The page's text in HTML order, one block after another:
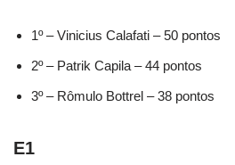
1º – Vinicius Calafati – 50 pontos
2º – Patrik Capila – 44 pontos
3º – Rômulo Bottrel – 38 pontos
E1